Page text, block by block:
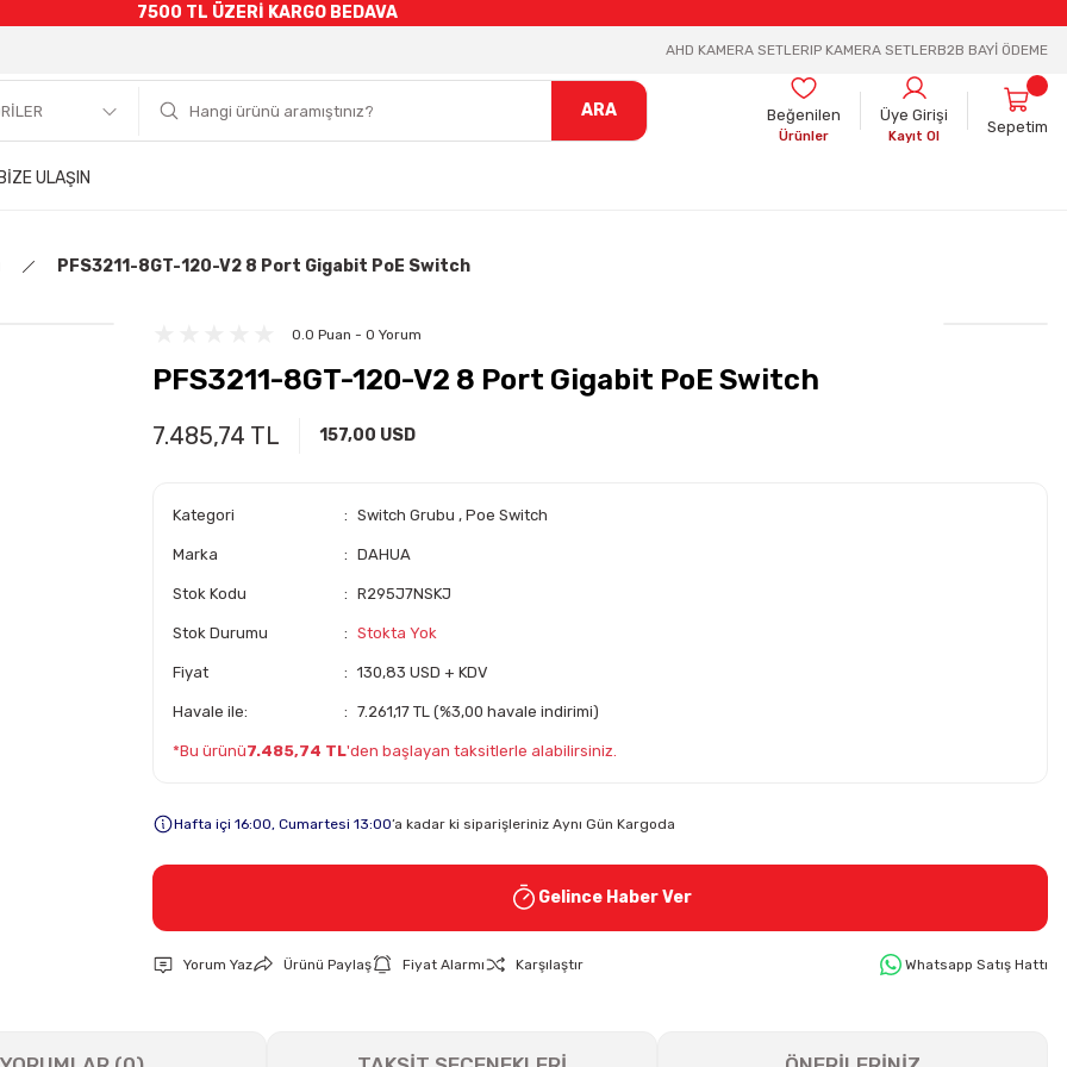
7500 TL ÜZERİ KARGO BEDAVA
AHD KAMERA SETLERIP KAMERA SETLERB2B BAYİ ÖDEME
ARA Beğenilen
Ürünler
Üye Girişi
Kayıt Ol
Sepetim
BİZE ULAŞIN
PFS3211-8GT-120-V2 8 Port Gigabit PoE Switch
0.0 Puan - 0 Yorum
PFS3211-8GT-120-V2 8 Port Gigabit PoE Switch
7.485,74 TL 157,00 USD
Kategori Switch Grubu , Poe Switch
Marka DAHUA
Stok Kodu R295J7NSKJ
Stok Durumu Stokta Yok
Fiyat 130,83 USD + KDV
Havale ile: 7.261,17 TL (%3,00 havale indirimi)
*Bu ürünü7.485,74 TL'den başlayan taksitlerle alabilirsiniz.
Hafta içi 16:00, Cumartesi 13:00’a kadar ki siparişleriniz Aynı Gün Kargoda
Gelince Haber Ver
Yorum Yaz Ürünü Paylaş Fiyat Alarmı Karşılaştır Whatsapp Satış Hattı